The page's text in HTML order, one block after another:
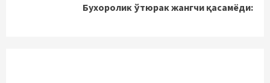
Бухоролик ўтюрак жангчи қасамёди: